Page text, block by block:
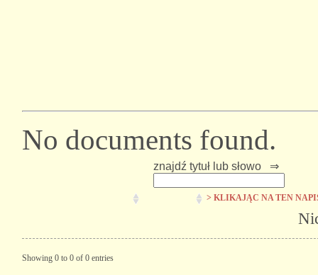
No documents found.
znajdź tytuł lub słowo ⇒
> KLIKAJĄC NA TEN
Showing 0 to 0 of 0 entries